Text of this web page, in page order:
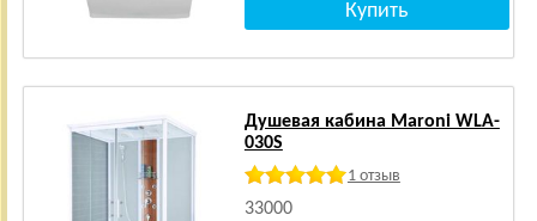
Душевая кабина Maroni WLA-
030S
1 отзыв
33000